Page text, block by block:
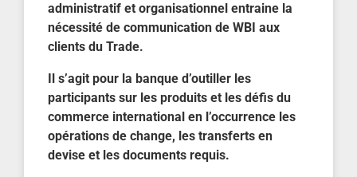
administratif et organisationnel entraine la
nécessité de communication de WBI aux
clients du Trade.
Il s’agit pour la banque d’outiller les
participants sur les produits et les défis du
commerce international en l’occurrence les
opérations de change, les transferts en
devise et les documents requis.